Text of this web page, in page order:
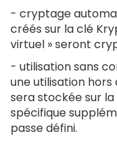
- cryptage
créés sur la clé
virtuel » seront
- utilisation sans
une utilisation
sera stockée sur
spécifique
passe défini.